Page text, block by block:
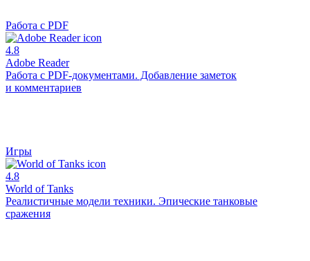
Работа с PDF
4.8
Adobe Reader
Работа с PDF-документами. Добавление заметок
и комментариев
Игры
4.8
World of Tanks
Реалистичные модели техники. Эпические танковые
сражения